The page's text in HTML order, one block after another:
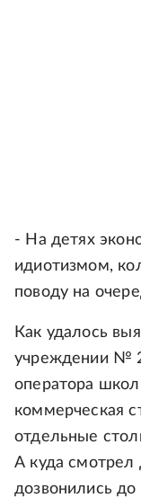
- На детях
идиотизмом,
поводу на
Как удалось
учреждении №
оператора
коммерческая
отдельные
А куда
дозвонились до